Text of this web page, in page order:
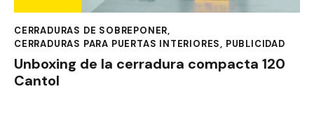
CERRADURAS DE SOBREPONER,
CERRADURAS PARA PUERTAS INTERIORES, PUBLICIDAD
Unboxing de la cerradura compacta 120
Cantol